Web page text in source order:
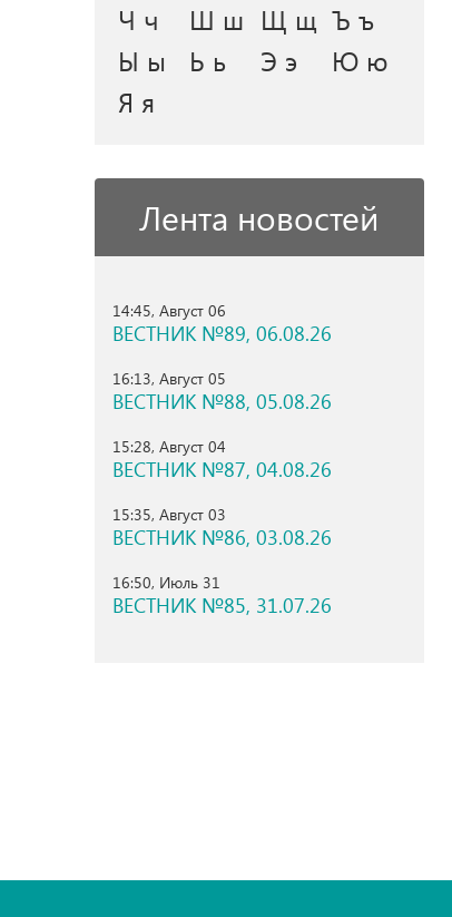
Ч ч
Ш ш Щ щ Ъ ъ
Ы ы
Ь ь Э э
Ю ю
Я я
Лента новостей
14:45, Август 06
ВЕСТНИК №89, 06.08.26
16:13, Август 05
ВЕСТНИК №88, 05.08.26
15:28, Август 04
ВЕСТНИК №87, 04.08.26
15:35, Август 03
ВЕСТНИК №86, 03.08.26
16:50, Июль 31
ВЕСТНИК №85, 31.07.26